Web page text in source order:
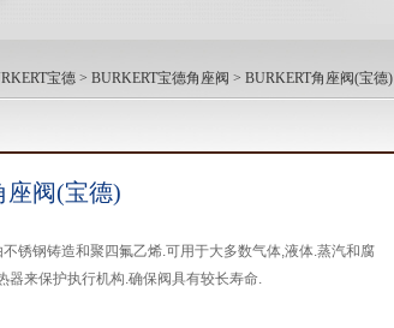
宝德 > BURKERT宝德角座阀 > BURKERT角座阀(宝德)
座阀(宝德)
锈钢铸造和聚四氟乙烯.可用于大多数气体,液体.蒸汽和腐
器来保护执行机构.确保阀具有较长寿命.